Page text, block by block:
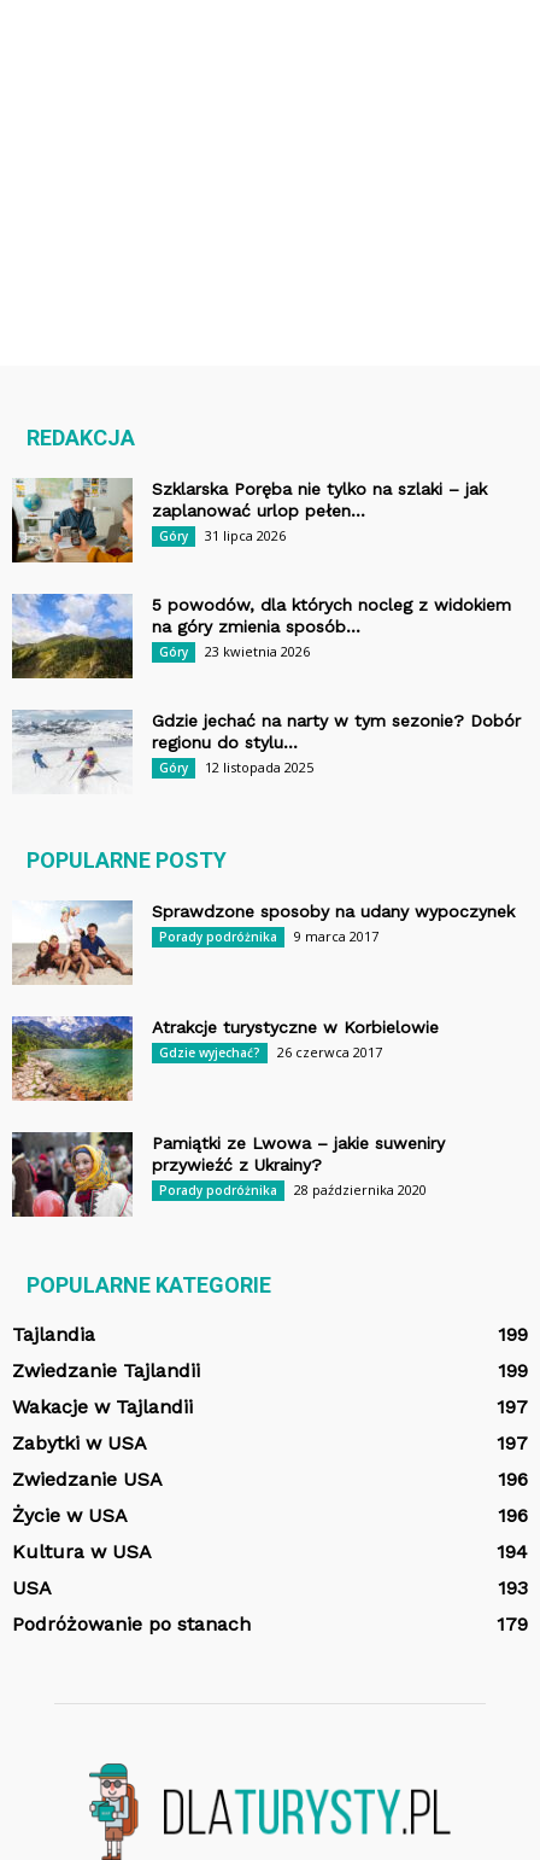
REDAKCJA
Szklarska Poręba nie tylko na szlaki – jak
zaplanować urlop pełen...
Góry 31 lipca 2026
5 powodów, dla których nocleg z widokiem
na góry zmienia sposób...
Góry 23 kwietnia 2026
Gdzie jechać na narty w tym sezonie? Dobór
regionu do stylu...
Góry 12 listopada 2025
POPULARNE POSTY
Sprawdzone sposoby na udany wypoczynek
Porady podróżnika 9 marca 2017
Atrakcje turystyczne w Korbielowie
Gdzie wyjechać? 26 czerwca 2017
Pamiątki ze Lwowa – jakie suweniry
przywieźć z Ukrainy?
Porady podróżnika 28 października 2020
POPULARNE KATEGORIE
Tajlandia
199
Zwiedzanie Tajlandii
199
Wakacje w Tajlandii
197
Zabytki w USA
197
Zwiedzanie USA
196
Życie w USA
196
Kultura w USA
194
USA
193
Podróżowanie po stanach
179